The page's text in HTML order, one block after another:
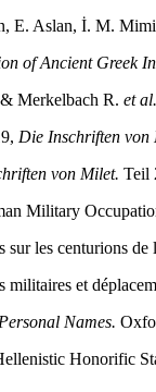
E. Aslan, İ. M.
of Ancient Greek
R. et al.
Die Inschriften von
von Milet. Teil
Military
sur les centurions
et
Names.
Honorific